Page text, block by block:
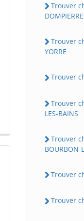
Trouver
Trouver
YORRE
Trouver
Trouver
LES-BAINS
Trouver
BOURBON-
Trouver
Trouver